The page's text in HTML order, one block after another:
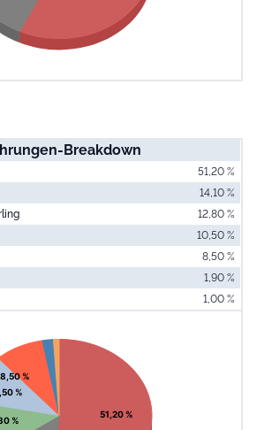
Breakdown
51,20 %
14,10 %
12,80 %
10,50 %
8,50 %
1,90 %
1,00 %
with 7 slices.
data table, Chart
51,20 %
%
%
8,50 %